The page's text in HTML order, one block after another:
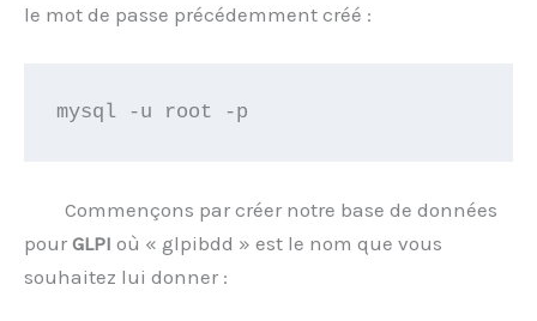
le mot de passe précédemment créé :
mysql -u root -p
Commençons par créer notre base de données
pour GLPI où « glpibdd » est le nom que vous
souhaitez lui donner :